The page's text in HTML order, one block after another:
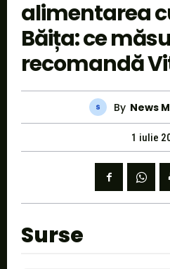
alimentarea
Băița: ce
recomandă
By News
1 iulie
Surse